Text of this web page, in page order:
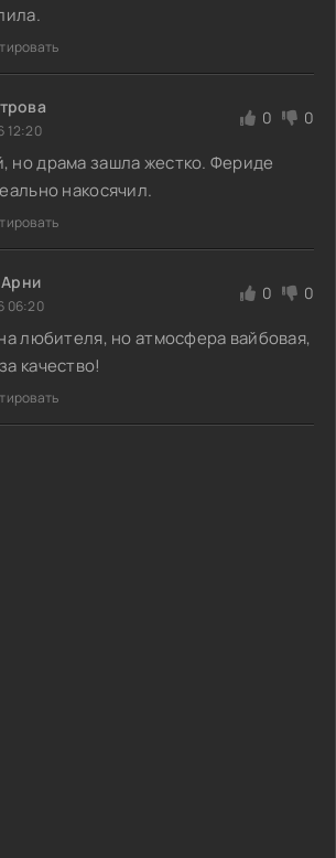
12:20
0 0
но драма зашла жестко. Фериде
накосячил.
Арни
06:20
0 0
любителя, но атмосфера вайбовая,
качество!